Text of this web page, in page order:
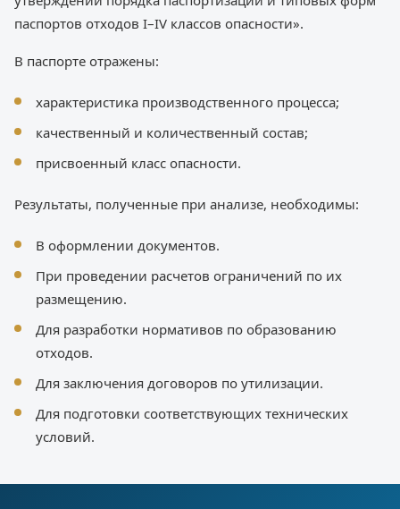
паспортов отходов I–IV классов опасности».
В паспорте отражены:
характеристика производственного процесса;
качественный и количественный состав;
присвоенный класс опасности.
Результаты, полученные при анализе, необходимы:
В оформлении документов.
При проведении расчетов ограничений по их
размещению.
Для разработки нормативов по образованию
отходов.
Для заключения договоров по утилизации.
Для подготовки соответствующих технических
условий.